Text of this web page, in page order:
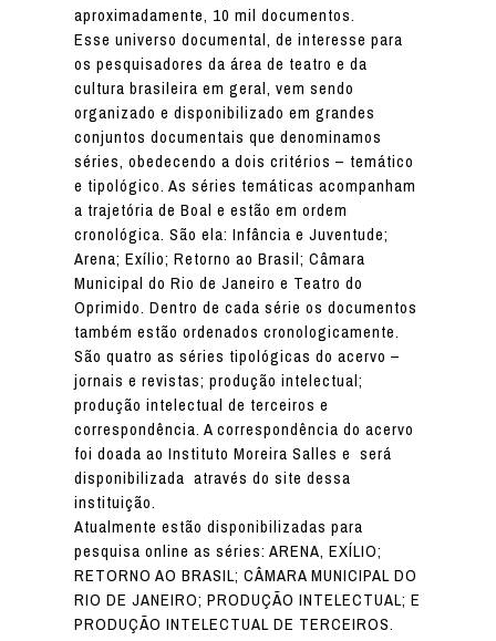
aproximadamente, 10 mil documentos.
Esse universo documental, de interesse para
os pesquisadores da área de teatro e da
cultura brasileira em geral, vem sendo
organizado e disponibilizado em grandes
conjuntos documentais que denominamos
séries, obedecendo a dois critérios – temático
e tipológico. As séries temáticas acompanham
a trajetória de Boal e estão em ordem
cronológica. São ela: Infância e Juventude;
Arena; Exílio; Retorno ao Brasil; Câmara
Municipal do Rio de Janeiro e Teatro do
Oprimido. Dentro de cada série os documentos
também estão ordenados cronologicamente.
São quatro as séries tipológicas do acervo –
jornais e revistas; produção intelectual;
produção intelectual de terceiros e
correspondência. A correspondência do acervo
foi doada ao Instituto Moreira Salles e será
disponibilizada através do site dessa
instituição.
Atualmente estão disponibilizadas para
pesquisa online as séries: ARENA, EXÍLIO;
RETORNO AO BRASIL; CÂMARA MUNICIPAL DO
RIO DE JANEIRO; PRODUÇÃO INTELECTUAL; E
PRODUÇÃO INTELECTUAL DE TERCEIROS.